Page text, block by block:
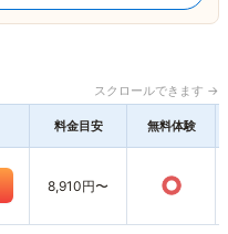
スクロールできます →
料金目安 無料体験
8,910円〜 ○